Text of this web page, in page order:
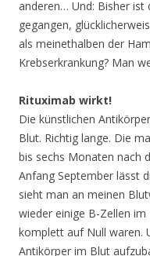
anderen… Und: Bisher ist
gegangen,
als meinethalben der
Krebserkrankung? Man
Rituximab wirkt!
Die künstlichen
Blut. Richtig lange. Die
bis sechs Monaten nach
Anfang September lässt
sieht man an meinen
wieder einige B-Zellen
komplett auf Null waren.
Antikörper im Blut